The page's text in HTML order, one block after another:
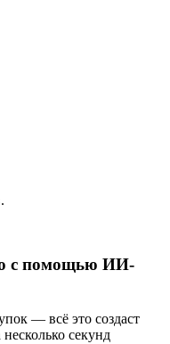
с помощью ИИ-
— всё это создаст
секунд